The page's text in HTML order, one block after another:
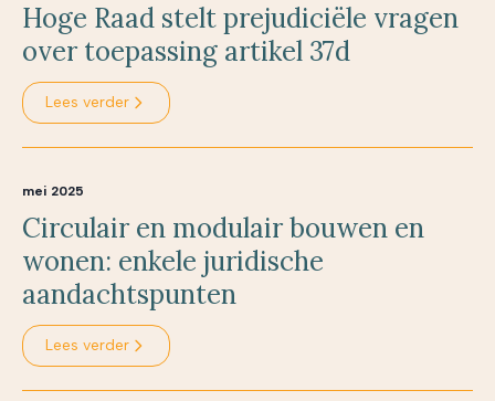
Hoge Raad stelt prejudiciële vragen
over toepassing artikel 37d
Lees verder
mei 2025
Circulair en modulair bouwen en
wonen: enkele juridische
aandachtspunten
Lees verder